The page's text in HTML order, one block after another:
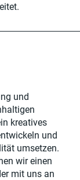
und
kreatives
und
umsetzen.
wir einen
mit uns an